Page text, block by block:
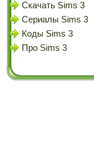
Скачать Sims 3
Сериалы Sims 3
Коды Sims 3
Про Sims 3